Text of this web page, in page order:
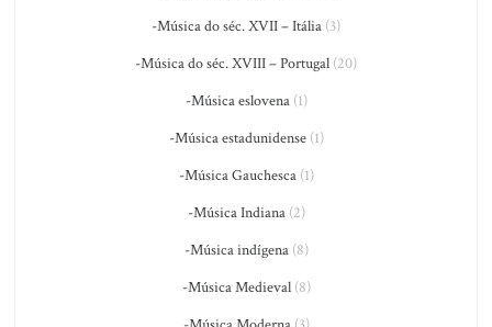
-Música do séc. XVII – Itália (3)
-Música do séc. XVIII – Portugal (20)
-Música eslovena(1)
-Música estadunidense(1)
-Música Gauchesca(1)
-Música Indiana(2)
-Música indígena(8)
-Música Medieval(8)